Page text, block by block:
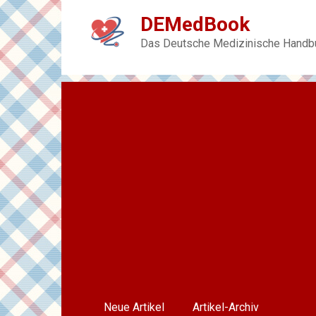
Skip
to
content
DEMedBook
Das Deutsche Medizinische
Neue Artikel Artikel-Archiv